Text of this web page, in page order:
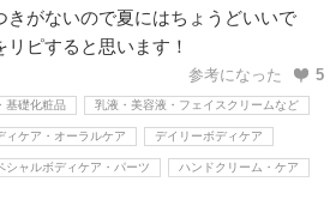
きがないので夏にはちょうどいいで
ピすると思います！
参考になった 5
基礎化粧品 乳液・美容液・フェイスクリームなど
ィケア・オーラルケア デイリーボディケア
シャルボディケア・パーツ ハンドクリーム・ケア